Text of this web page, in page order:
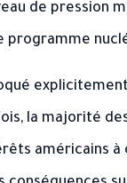
de pression
programme
la majorité
américains